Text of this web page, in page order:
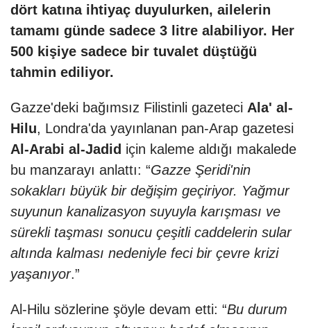
dört katına ihtiyaç duyulurken, ailelerin
tamamı günde sadece 3 litre alabiliyor. Her
500 kişiye sadece bir tuvalet düştüğü
tahmin ediliyor.
Gazze'deki bağımsız Filistinli gazeteci Ala' al-
Hilu, Londra'da yayınlanan pan-Arap gazetesi
Al-Arabi al-Jadid için kaleme aldığı makalede
bu manzarayı anlattı: “Gazze Şeridi'nin
sokakları büyük bir değişim geçiriyor. Yağmur
suyunun kanalizasyon suyuyla karışması ve
sürekli taşması sonucu çeşitli caddelerin sular
altında kalması nedeniyle feci bir çevre krizi
yaşanıyor.”
Al-Hilu sözlerine şöyle devam etti: “Bu durum